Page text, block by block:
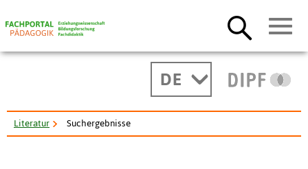
DE
Literatur Suchergebnisse